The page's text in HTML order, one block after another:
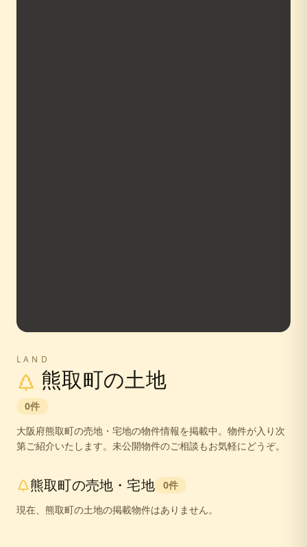
LAND
熊取町の土地
0件
大阪府熊取町の売地・宅地の物件情報を掲載中。 物件が入り次
第ご紹介いたします。未公開物件のご相談もお気軽にどうぞ。
熊取町の売地・宅地 0件
現在、 熊取町の土地の掲載物件はありません。